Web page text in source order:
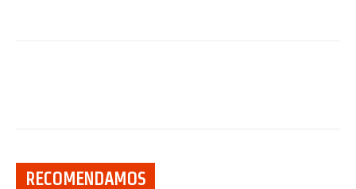
RECOMENDAMOS